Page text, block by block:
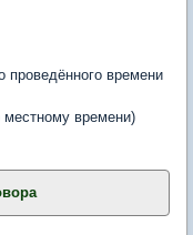
проведённого времени
времени)